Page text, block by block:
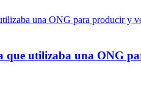
que utilizaba una ONG